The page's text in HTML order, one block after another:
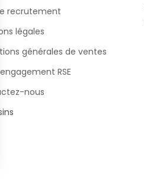
recrutement
légales
générales de ventes
engagement RSE
nous